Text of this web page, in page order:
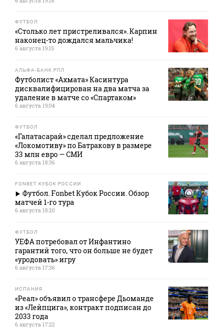
ФУТБОЛ
«Столько лет пристреливался». Карпин
наконец-то дождался мальчика!
6 августа 19:15
АЛЬФА-БАНК РПЛ
Футболист «Ахмата» Касинтура
дисквалифицирован на два матча за
удаление в матче со «Спартаком»
6 августа 19:04
ФУТБОЛ
«Галатасарай» сделал предложение
«Локомотиву» по Батракову в размере
33 млн евро — СМИ
6 августа 18:36
FONBET КУБОК РОССИИ
Футбол. Fonbet Кубок России. Обзор
матчей 1-го тура
6 августа 18:20
ФУТБОЛ
УЕФА потребовал от Инфантино
гарантий того, что он больше не будет
«уродовать» игру
6 августа 17:36
ИСПАНИЯ
«Реал» объявил о трансфере Дьоманде
из «Лейпцига», контракт подписан до
2033 года
6 августа 17:22